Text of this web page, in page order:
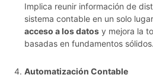
Implica reunir información de
sistema contable en un solo
acceso a los datos y mejora la
basadas en fundamentos sólidos.
Automatización Contable